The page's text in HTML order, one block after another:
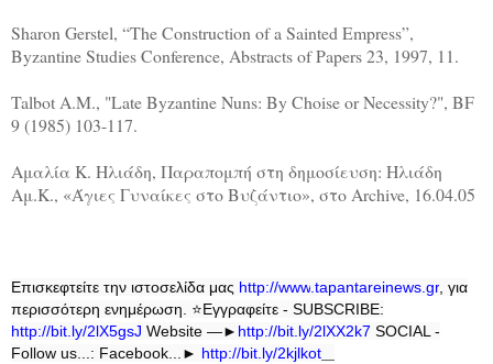
Sharon Gerstel, “The Construction of a Sainted Empress”,
Byzantine Studies Conference, Abstracts of Papers 23, 1997, 11.
Talbot A.M., "Late Byzantine Nuns: By Choise or Necessity?", BF
9 (1985) 103-117.
Αμαλία Κ. Ηλιάδη, Παραπομπή στη δημοσίευση: Ηλιάδη
Αμ.Κ., «Άγιες Γυναίκες στο Βυζάντιο», στο Archive, 16.04.05
Επισκεφτείτε την ιστοσελίδα μας http://www tapantareinews gr , για
περισσότερη ενημέρωση. ⭐Εγγραφείτε - SUBSCRIBE:
http://bit.ly/2lX5gsJ Website —► http://bit.ly/2lXX2k7 SOCIAL -
Follow us...: Facebook...► http://bit.ly/2kjlkot